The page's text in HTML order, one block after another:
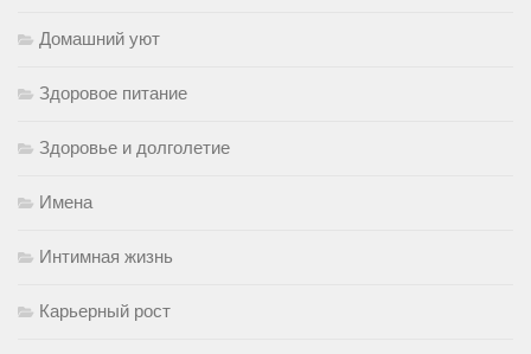
Домашний уют
Здоровое питание
Здоровье и долголетие
Имена
Интимная жизнь
Карьерный рост